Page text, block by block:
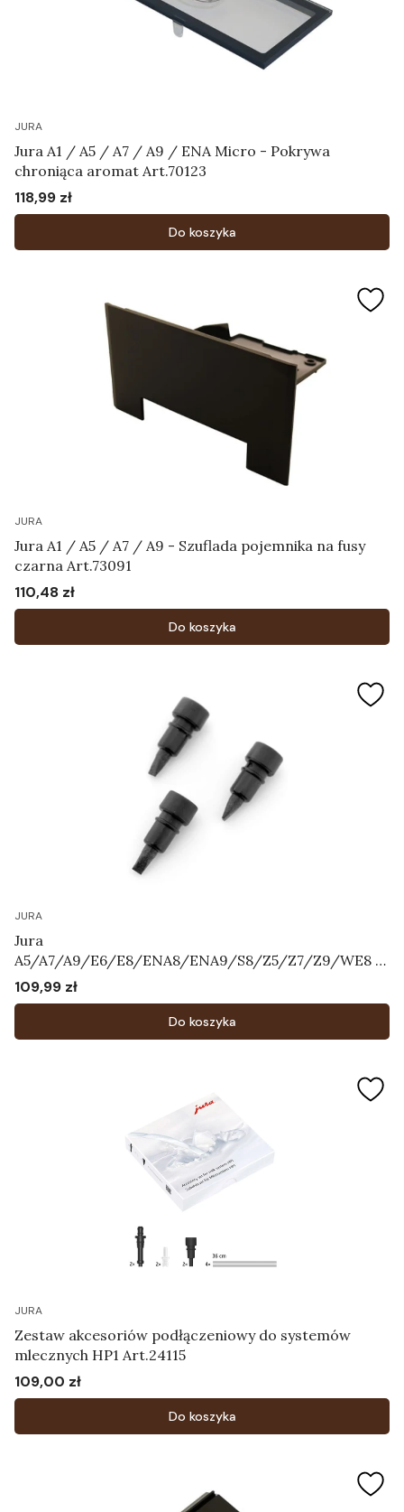
JURA
Jura A1 / A5 / A7 / A9 / ENA Micro - Pokrywa
chroniąca aromat Art.70123
Cena
118,99 zł
Do koszyka
JURA
Jura A1 / A5 / A7 / A9 - Szuflada pojemnika na fusy
czarna Art.73091
Cena
110,48 zł
Do koszyka
JURA
Jura
A5/A7/A9/E6/E8/ENA8/ENA9/S8/Z5/Z7/Z9/WE8 -
Zestaw zaworków napowietrzających Art.72444
Cena
109,99 zł
Do koszyka
JURA
Zestaw akcesoriów podłączeniowy do systemów
mlecznych HP1 Art.24115
Cena
109,00 zł
Do koszyka